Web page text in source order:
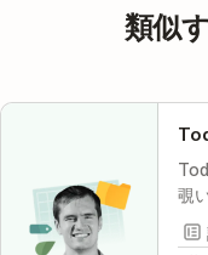
類似
覗